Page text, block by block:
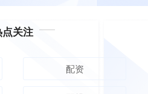
关注
配资